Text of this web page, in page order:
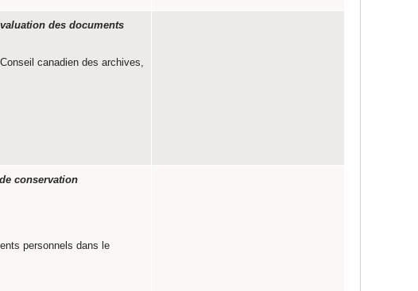
des documents
canadien des archives,
conservation
personnels dans le